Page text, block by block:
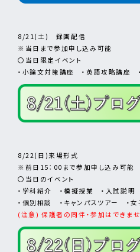
8/21(土) 録画配信
※当日まで参加申し込み可能
〇当日限定イベント
・小論文対策講座 ・英語攻略講座
8/22(日)来場形式
※前日15：00まで参加申し込み可能
〇当日のイベント
・学科紹介 ・模擬授業 ・入試説明
・個別相談 ・キャンパスツアー ・
(注意) 保護者の同伴・参加はできませ